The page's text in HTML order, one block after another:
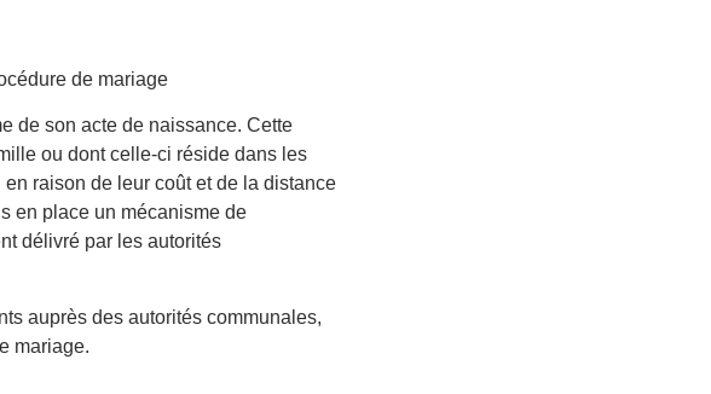
de mariage
de son acte de naissance. Cette
ou dont celle-ci réside dans les
raison de leur coût et de la distance
en place un mécanisme de
délivré par les autorités
auprès des autorités communales,
mariage.